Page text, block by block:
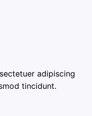
adipiscing
tincidunt.